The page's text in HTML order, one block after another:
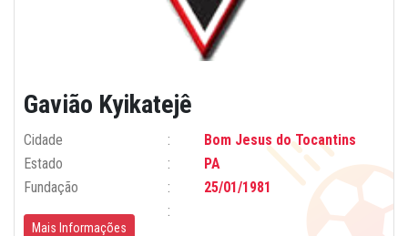
Gavião Kyikatejê
Cidade
Bom Jesus do Tocantins
Estado
PA
Fundação
25/01/1981
Mais Informações